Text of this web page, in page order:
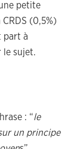
petite
(0,5%)
part à
le sujet.
: “le
un principe